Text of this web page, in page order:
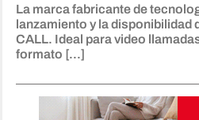
Celulares
Informes Especiales
La marca fabricante de
lanzamiento y la disponibilidad
CALL. Ideal para video
formato [...]